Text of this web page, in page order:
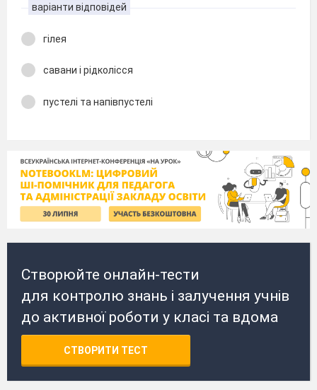
варіанти відповідей
гілея
савани і рідколісся
пустелі та напівпустелі
Створюйте онлайн-тести
для контролю знань і залучення учнів
до активної роботи у класі та вдома
СТВОРИТИ ТЕСТ